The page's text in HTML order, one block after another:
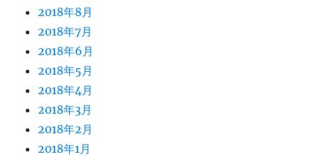
2018年8月
2018年7月
2018年6月
2018年5月
2018年4月
2018年3月
2018年2月
2018年1月